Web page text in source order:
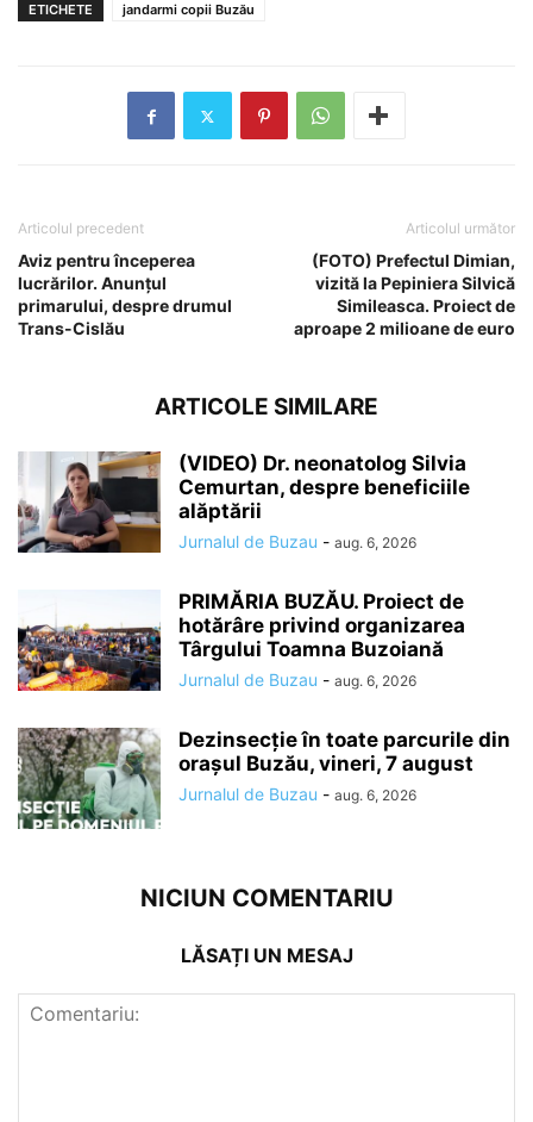
ETICHETE jandarmi copii Buzău
Articolul precedent
Aviz pentru începerea
lucrărilor. Anunțul
primarului, despre drumul
Trans-Cislău
Articolul următor
(FOTO) Prefectul Dimian,
vizită la Pepiniera Silvică
Simileasca. Proiect de
aproape 2 milioane de euro
ARTICOLE SIMILARE
(VIDEO) Dr. neonatolog Silvia
Cemurtan, despre beneficiile
alăptării
Jurnalul de Buzau - aug. 6, 2026
PRIMĂRIA BUZĂU. Proiect de
hotărâre privind organizarea
Târgului Toamna Buzoiană
Jurnalul de Buzau - aug. 6, 2026
Dezinsecție în toate parcurile din
orașul Buzău, vineri, 7 august
Jurnalul de Buzau - aug. 6, 2026
NICIUN COMENTARIU
LĂSAȚI UN MESAJ